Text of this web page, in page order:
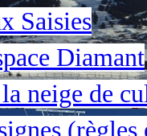
Saisies
Diamant
neige de
(règles